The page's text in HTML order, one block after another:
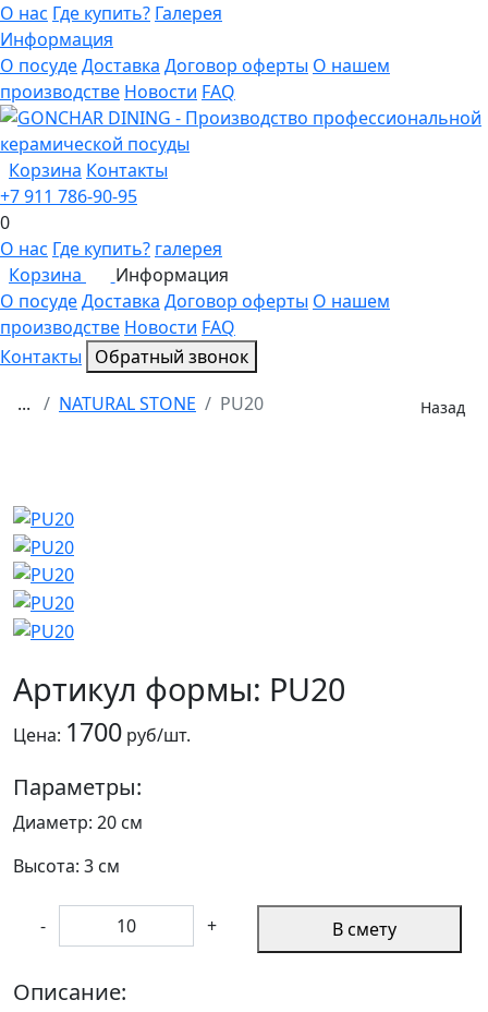
О нас Где купить? Галерея
Информация
О посудеДоставка Договор оферты О нашем
производстве Новости FAQ
Корзина Контакты
+7 911 786-90-95
0
О нас Где купить? галерея
Корзина
Информация
О посудеДоставка Договор оферты О нашем
производстве Новости FAQ
Контакты
Обратный звонок
...
NATURAL STONE PU20 Назад
Артикул формы: PU20
Цена: 1700 руб/шт.
Параметры:
Диаметр: 20 см
Высота: 3 см
- + В смету
Описание: